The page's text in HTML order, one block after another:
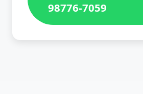
98776-7059